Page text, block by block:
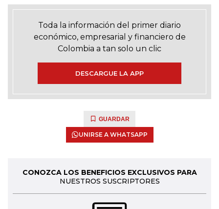
Toda la información del primer diario
económico, empresarial y financiero de
Colombia a tan solo un clic
DESCARGUE LA APP
GUARDAR
UNIRSE A WHATSAPP
CONOZCA LOS BENEFICIOS EXCLUSIVOS PARA
NUESTROS SUSCRIPTORES